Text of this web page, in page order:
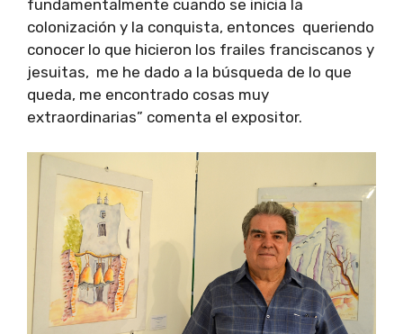
fundamentalmente cuando se inicia la
colonización y la conquista, entonces queriendo
conocer lo que hicieron los frailes franciscanos y
jesuitas, me he dado a la búsqueda de lo que
queda, me encontrado cosas muy
extraordinarias” comenta el expositor.